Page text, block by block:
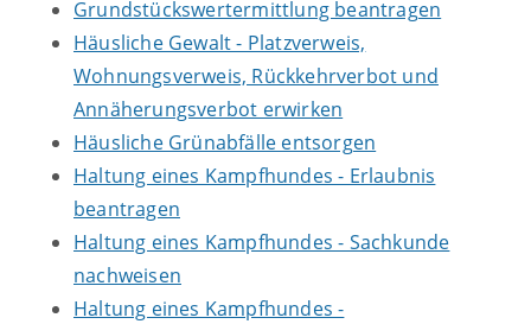
Grundstückswertermittlung beantragen
Häusliche Gewalt - Platzverweis,
Wohnungsverweis, Rückkehrverbot und
Annäherungsverbot erwirken
Häusliche Grünabfälle entsorgen
Haltung eines Kampfhundes - Erlaubnis
beantragen
Haltung eines Kampfhundes - Sachkunde
nachweisen
Haltung eines Kampfhundes -